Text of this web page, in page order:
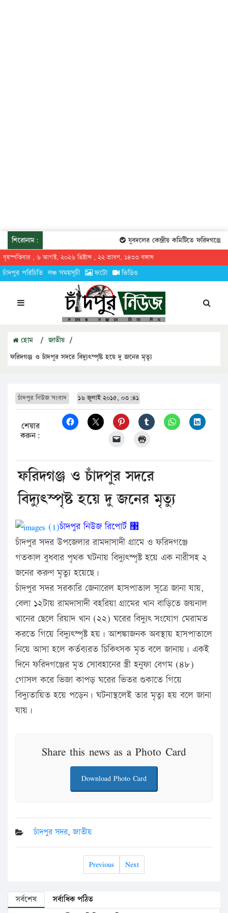
শিরোনাম: যুবদলের কেন্দ্রীয় কমিটিতে ফরিদগঞ্জের
বৃহস্পতিবার , ৬ আগস্ট, ২০২৬ খ্রিষ্টাব্দ , ২২ শ্রাবণ, ১৪৩৩ বঙ্গাব্দ
চাঁদপুর পরিচিতি লঞ্চ সময়সূচী ফটো ভিডিও
হোম / জাতীয় /
ফরিদগঞ্জ ও চাঁদপুর সদরে বিদ্যুৎস্পৃষ্ট হয়ে দু জনের মৃত্যু
চাঁদপুর নিউজ সংবাদ ১৬ জুলাই ২০১৫, ০৩:৪১
শেয়ার
করুন:
ফরিদগঞ্জ ও চাঁদপুর সদরে
বিদ্যুৎস্পৃষ্ট হয়ে দু জনের মৃত্যু
চাঁদপুর নিউজ রিপোর্ট ঳
চাঁদপুর সদর উপজেলার রামদাসাদী গ্রামে ও ফরিদগঞ্জে
গতকাল বুধবার পৃথক ঘটনায় বিদ্যুৎস্পৃষ্ট হয়ে এক নারীসহ ২
জনের করুণ মৃত্যু হয়েছে।
চাঁদপুর সদর সরকারি জেনারেল হাসপাতাল সূত্রে জানা যায়,
বেলা ১২টায় রামদাসাদী বহরিয়া গ্রামের খান বাড়িতে জয়নাল
খানের ছেলে রিয়াদ খান (২২) ঘরের বিদ্যুৎ সংযোগ মেরামত
করতে গিয়ে বিদ্যুৎস্পৃষ্ট হয়। আশঙ্কাজনক অবস্থায় হাসপাতালে
নিয়ে আসা হলে কর্তব্যরত চিকিৎসক মৃত বলে জানায়। একই
দিনে ফরিদগঞ্জের মৃত সোবহানের স্ত্রী হনুফা বেগম (৪৮)
গোসল করে ভিজা কাপড় ঘরের ভিতর শুকাতে গিয়ে
বিদ্যুতায়িত হয়ে পড়েন। ঘটনাস্থলেই তার মৃত্যু হয় বলে জানা
যায়।
Share this news as a Photo Card
Download Photo Card
চাঁদপুর সদর,জাতীয়
Previous Next
সর্বশেষ সর্বাধিক পঠিত